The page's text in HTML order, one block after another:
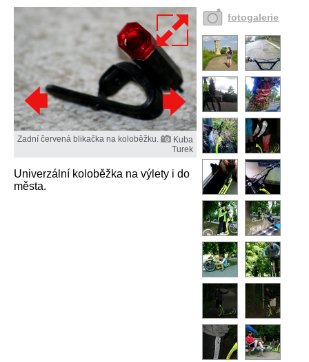
Zadní červená blikačka na koloběžku.
Kuba
Turek
Univerzální koloběžka na výlety i do
města.
fotogalerie